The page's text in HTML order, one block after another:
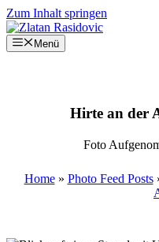
Zum Inhalt springen
Menü
Hirte an der
Foto
Home » Photo Feed Posts